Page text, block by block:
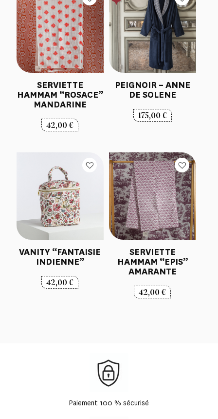
SERVIETTE
HAMMAM “ROSACE”
MANDARINE
42,00€
PEIGNOIR – ANNE
DE SOLENE
175,00€
VANITY “FANTAISIE
INDIENNE”
42,00€
SERVIETTE
HAMMAM “EPIS”
AMARANTE
42,00€
Paiement 100 % sécurisé